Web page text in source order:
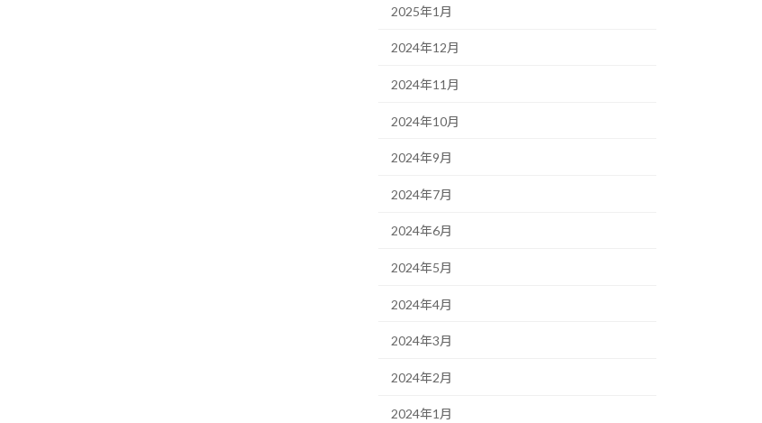
2025年1月
2024年12月
2024年11月
2024年10月
2024年9月
2024年7月
2024年6月
2024年5月
2024年4月
2024年3月
2024年2月
2024年1月